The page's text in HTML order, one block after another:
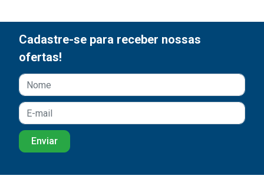
Cadastre-se para receber nossas
ofertas!